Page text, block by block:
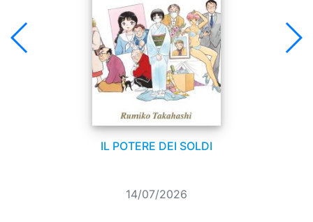
IL POTERE DEI SOLDI
14/07/2026